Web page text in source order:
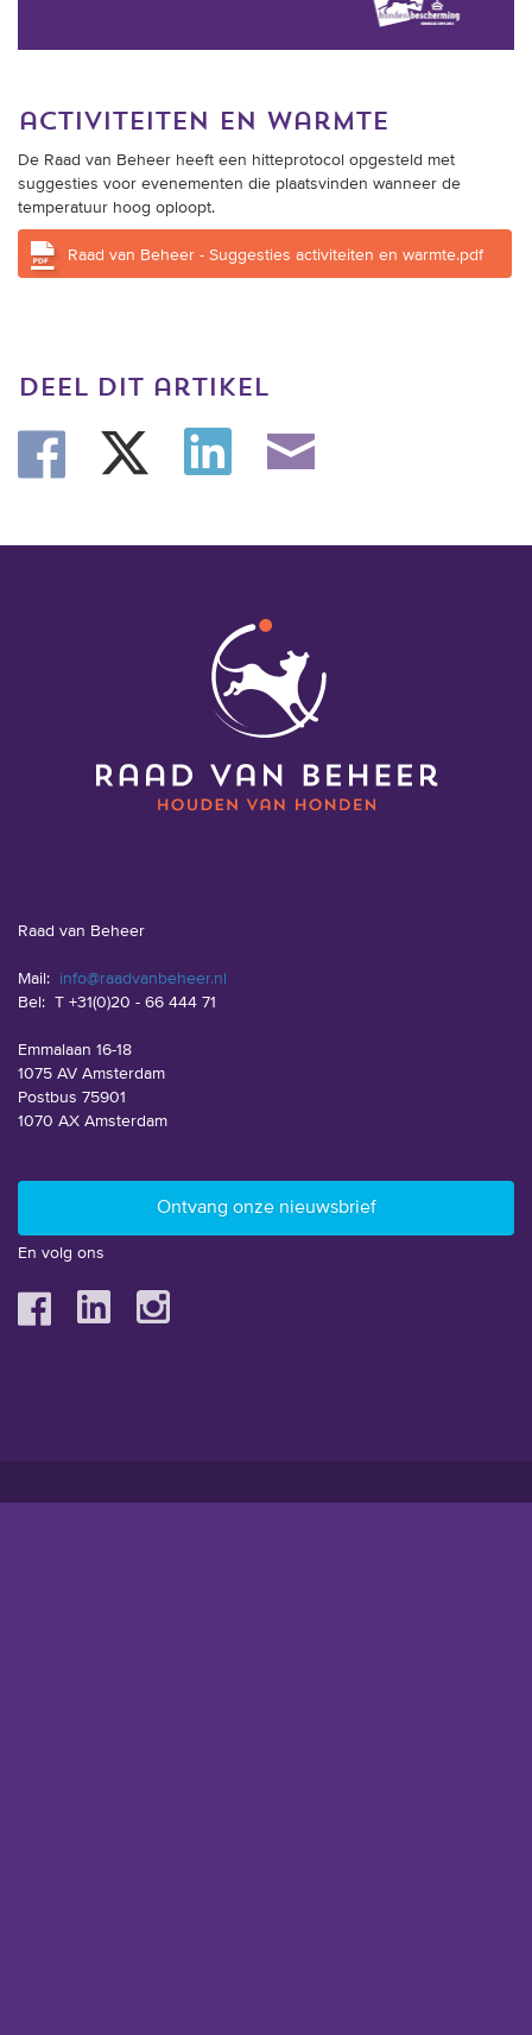
activiteiten en warmte
De Raad van Beheer heeft een hitteprotocol opgesteld met
suggesties voor evenementen die plaatsvinden wanneer de
temperatuur hoog oploopt.
Raad van Beheer - Suggesties activiteiten en warmte.pdf
deel dit artikel
Raad van Beheer
Mail: info@raadvanbeheer.nl
Bel: T +31(0)20 - 66 444 71
Emmalaan 16-18
1075 AV Amsterdam
Postbus 75901
1070 AX Amsterdam
En volg ons